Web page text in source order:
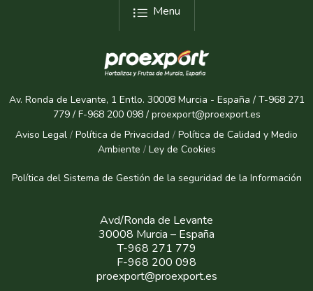
Menu
Av. Ronda de Levante, 1 Entlo. 30008 Murcia - España / T-968 271
779 / F-968 200 098 / proexport@proexport.es
Aviso Legal / Política de Privacidad / Política de Calidad y Medio
Ambiente / Ley de Cookies
Política del Sistema de Gestión de la seguridad de la Información
Avd/Ronda de Levante
30008 Murcia – España
T-968 271 779
F-968 200 098
proexport@proexport.es